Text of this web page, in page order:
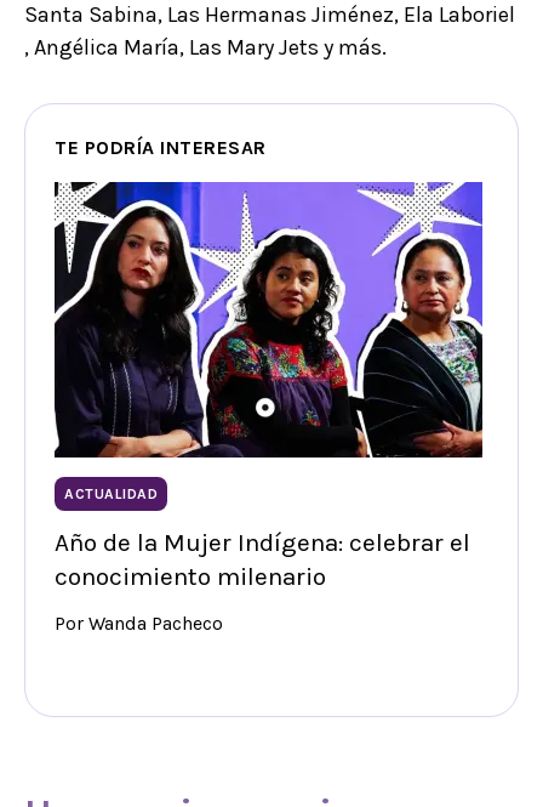
Santa Sabina, Las Hermanas Jiménez, Ela Laboriel
, Angélica María, Las Mary Jets y más.
TE PODRÍA INTERESAR
ACTUALIDAD
Año de la Mujer Indígena: celebrar el
conocimiento milenario
Por Wanda Pacheco